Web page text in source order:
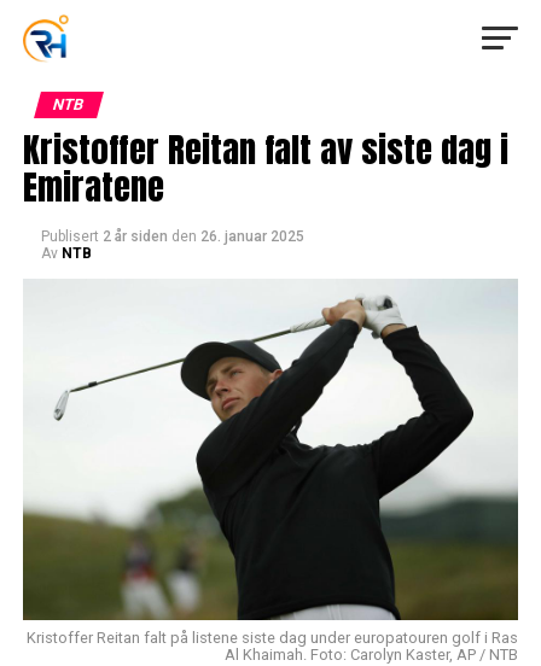
NTB
Kristoffer Reitan falt av siste dag i
Emiratene
Publisert 2 år siden den 26. januar 2025
Av NTB
Kristoffer Reitan falt på listene siste dag under europatouren golf i Ras
Al Khaimah. Foto: Carolyn Kaster, AP / NTB